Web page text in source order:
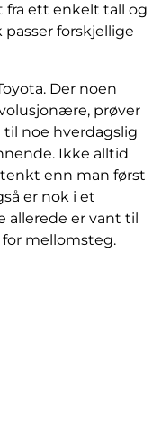
fra ett enkelt tall og
forskjellige
Der noen
prøver
til noe hverdagslig
Ikke alltid
enn man først
er nok i et
allerede er vant til
for mellomsteg.